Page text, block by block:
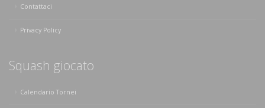
Contattaci
Privacy Policy
Squash giocato
Calendario Tornei